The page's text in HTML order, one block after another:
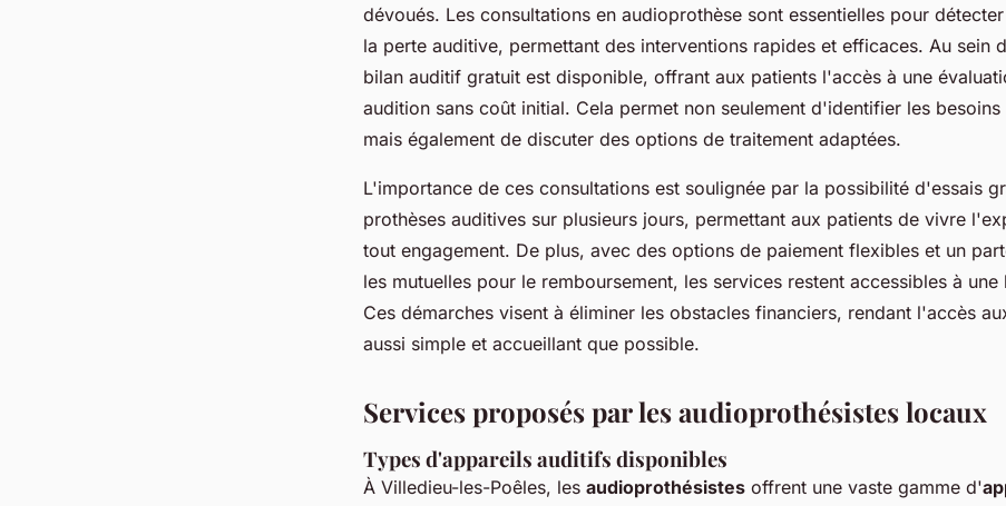
dévoués. Les consultations en audioprothèse sont essentielles pour
la perte auditive, permettant des interventions rapides et efficaces. Au sein
bilan auditif gratuit est disponible, offrant aux patients l'accès à une
audition sans coût initial. Cela permet non seulement d'identifier les
mais également de discuter des options de traitement adaptées.
L'importance de ces consultations est soulignée par la possibilité d'essais
prothèses auditives sur plusieurs jours, permettant aux patients de vivre
tout engagement. De plus, avec des options de paiement flexibles et un
les mutuelles pour le remboursement, les services restent accessibles à une
Ces démarches visent à éliminer les obstacles financiers, rendant l'accès
aussi simple et accueillant que possible.
Services proposés par les audioprothésistes locaux
Types d'appareils auditifs disponibles
À Villedieu-les-Poêles, les audioprothésistes offrent une vaste gamme d'